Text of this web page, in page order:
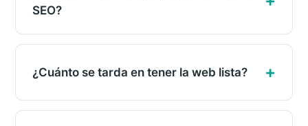
SEO?
¿Cuánto se tarda en tener la web lista?